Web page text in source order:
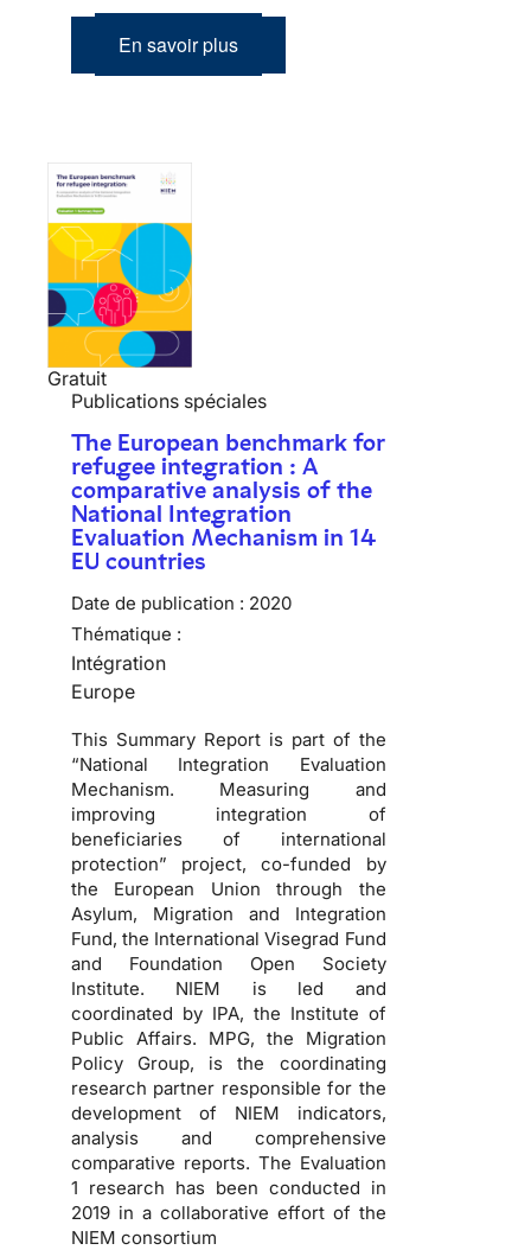
En savoir plus
Gratuit
Publications spéciales
The European benchmark for
refugee integration : A
comparative analysis of the
National Integration
Evaluation Mechanism in 14
EU countries
Date de publication : 2020
Thématique :
Intégration
Europe
This Summary Report is part of the
“National Integration Evaluation
Mechanism. Measuring and
improving integration of
beneficiaries of international
protection” project, co-funded by
the European Union through the
Asylum, Migration and Integration
Fund, the International Visegrad Fund
and Foundation Open Society
Institute. NIEM is led and
coordinated by IPA, the Institute of
Public Affairs. MPG, the Migration
Policy Group, is the coordinating
research partner responsible for the
development of NIEM indicators,
analysis and comprehensive
comparative reports. The Evaluation
1 research has been conducted in
2019 in a collaborative effort of the
NIEM consortium